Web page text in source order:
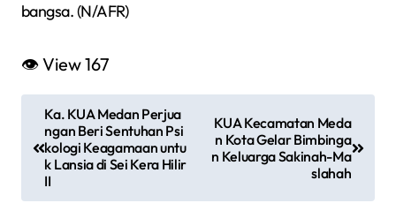
bangsa. (N/AFR)
👁 View167
a
i
Ka. KUA Medan Perjua
ngan Beri Sentuhan Psi
kologi Keagamaan untu
k Lansia di Sei Kera Hilir
II
KUA Kecamatan Meda
n Kota Gelar Bimbinga
n Keluarga Sakinah-Ma
slahah